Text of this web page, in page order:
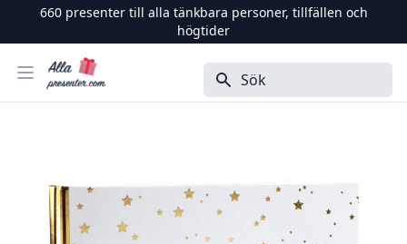
660presenter till alla tänkbara personer, tillfällen och
högtider
Öppna menyn
Alla Presenter Sök